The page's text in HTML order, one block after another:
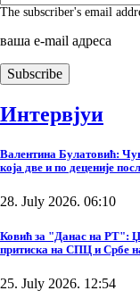
The subscriber's email
ваша е-mail адреса
Интервјуи
Валентина Булатовић:
која две и по деценије
28. July 2026. 06:10
Ковић за "Данас на РТ":
притиска на СПЦ и Србе
25. July 2026. 12:54